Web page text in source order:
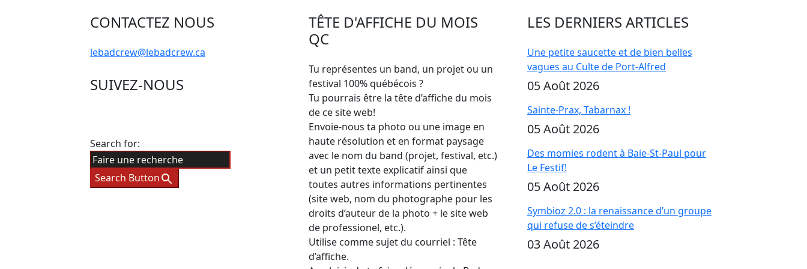
CONTACTEZ NOUS
lebadcrew@lebadcrew.ca
SUIVEZ-NOUS
Search for:
Search Button
TÊTE D'AFFICHE DU MOIS
QC
Tu représentes un band, un projet ou un
festival 100% québécois ?
Tu pourrais être la tête d’affiche du mois
de ce site web!
Envoie-nous ta photo ou une image en
haute résolution et en format paysage
avec le nom du band (projet, festival, etc.)
et un petit texte explicatif ainsi que
toutes autres informations pertinentes
(site web, nom du photographe pour les
droits d’auteur de la photo + le site web
de professionel, etc.).
Utilise comme sujet du courriel : Tête
d’affiche.
LES DERNIERS ARTICLES
Une petite saucette et de bien belles
vagues au Culte de Port-Alfred
05 Août 2026
Sainte-Prax, Tabarnax !
05 Août 2026
Des momies rodent à Baie-St-Paul pour
Le Festif!
05 Août 2026
Symbioz 2.0 : la renaissance d’un groupe
qui refuse de s’éteindre
03 Août 2026